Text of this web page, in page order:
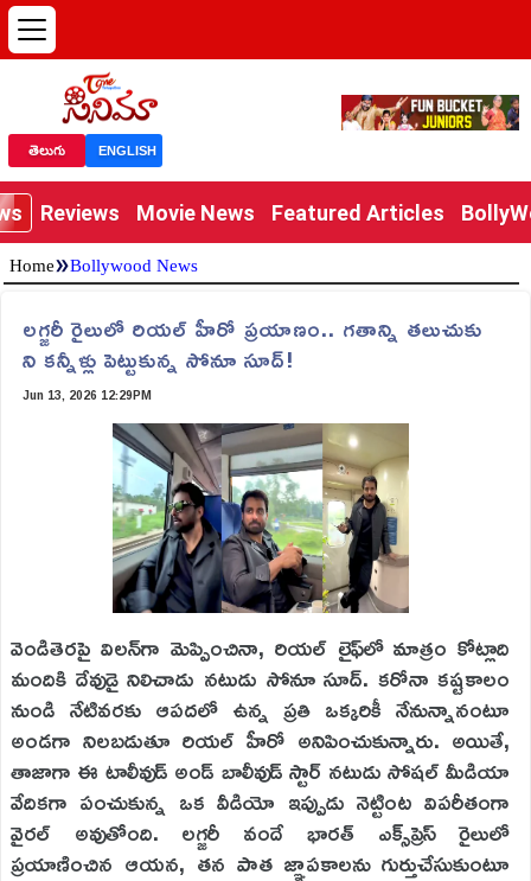
తెలుగు ENGLISH
Reviews Movie News Featured Articles
Home»Bollywood News
లగ్జరీ రైలులో రియల్ హీరో ప్రయాణం.. గతాన్ని తలుచుకు
ని కన్నీళ్లు పెట్టుకున్న సోనూ సూద్!
Jun 13, 2026 12:29PM
వెండితెరపై విలన్‌గా మెప్పించినా, రియల్ లైఫ్‌లో మాత్రం కోట్లాది
మందికి దేవుడై నిలిచాడు నటుడు సోనూ సూద్. కరోనా కష్టకాలం
నుండి నేటివరకు ఆపదలో ఉన్న ప్రతి ఒక్కరికీ నేనున్నానంటూ
అండగా నిలబడుతూ రియల్ హీరో అనిపించుకున్నారు. అయితే,
తాజాగా ఈ టాలీవుడ్ అండ్ బాలీవుడ్ స్టార్ నటుడు సోషల్ మీడియా
వేదికగా పంచుకున్న ఒక వీడియో ఇప్పుడు నెట్టింట విపరీతంగా
వైరల్ అవుతోంది. లగ్జరీ వందే భారత్ ఎక్స్‌ప్రెస్ రైలులో
ప్రయాణించిన ఆయన, తన పాత జ్ఞాపకాలను గుర్తుచేసుకుంటూ